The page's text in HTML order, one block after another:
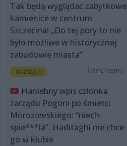
Tak będą wyglądać zabytkowe
kamienice w centrum
Szczecina! „Do tej pory to nie
było możliwe w historycznej
zabudowie miasta”
Inwestycje 1 dzień temu
Haniebny wpis członka
zarządu Pogoni po śmierci
Morozowskiego: “niech
spie***la”. Haditaghi nie chce
go w klubie